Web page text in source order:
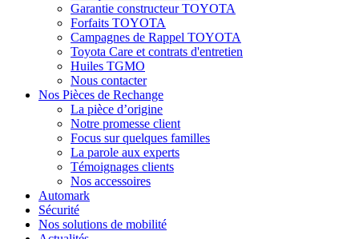
Garantie constructeur TOYOTA
Forfaits TOYOTA
Campagnes de Rappel TOYOTA
Toyota Care et contrats d'entretien
Huiles TGMO
Nous contacter
Nos Pièces de Rechange
La pièce d’origine
Notre promesse client
Focus sur quelques familles
La parole aux experts
Témoignages clients
Nos accessoires
Automark
Sécurité
Nos solutions de mobilité